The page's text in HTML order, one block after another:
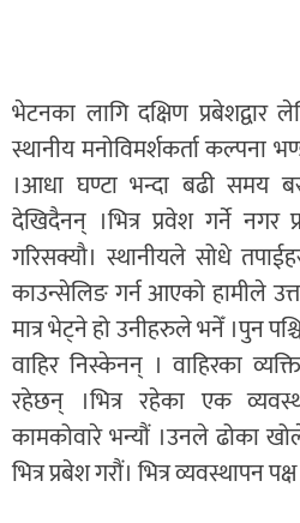
भेटनका लागि दक्षिण
स्थानीय मनोविमर्शकर्ता कल्पना
।आधा घण्टा भन्दा बढी समय
देखिदैनन् ।भित्र प्रवेश गर्ने
गरिसक्यौ। स्थानीयले सोधे
काउन्सेलिङ गर्न आएको हामीले
मात्र भेट्ने हो उनीहरुले भनेँ ।पुन
वाहिर निस्केनन् । वाहिरका
रहेछन् ।भित्र रहेका एक
कामकोवारे भन्यौं ।उनले ढोका
भित्र प्रबेश गरौं। भित्र व्यवस्थापन